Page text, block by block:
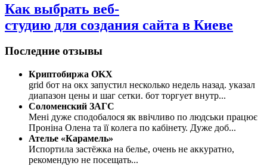
Как выбрать веб-
студию для создания сайта в Киеве
Последние отзывы
Криптобиржа OKX
grid бот на окх запустил несколько недель назад. указал
диапазон цены и шаг сетки. бот торгует внутр...
Соломенский ЗАГС
Мені дуже сподобалося як ввічливо по людськи працює
Проніна Олена та її колега по кабінету. Дуже доб...
Ателье «Карамель»
Испортила застёжка на белье, очень не аккуратно,
рекомендую не посещать...